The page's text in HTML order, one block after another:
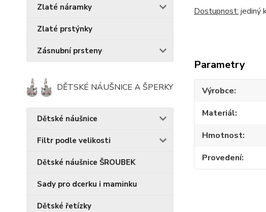
Zlaté náramky
Zlaté prstýnky
Zásnubní prsteny
DĚTSKÉ NÁUŠNICE A ŠPERKY
Dětské náušnice
Filtr podle velikosti
Dětské náušnice ŠROUBEK
Sady pro dcerku i maminku
Dětské řetízky
Dostupnost: jediný
Parametry
Výrobce
Materiál
Hmotnost
Provedení